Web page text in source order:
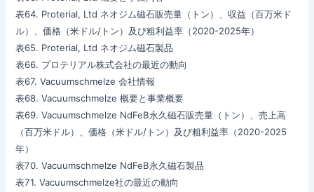
表64. Proterial, Ltd ネオジム磁石販売量（トン）、収益（百万米ド
ル）、価格（米ドル/トン）及び粗利益率（2020-2025年）
表65. Proterial, Ltd ネオジム磁石製品
表66. プロテリアル株式会社の最近の動向
表67. Vacuumschmelze 会社情報
表68. Vacuumschmelze 概要と事業概要
表69. Vacuumschmelze NdFeB永久磁石販売量（トン）、売上高
（百万米ドル）、価格（米ドル/トン）及び粗利益率（2020-2025
年）
表70. Vacuumschmelze NdFeB永久磁石製品
表71. Vacuumschmelze社の最近の動向